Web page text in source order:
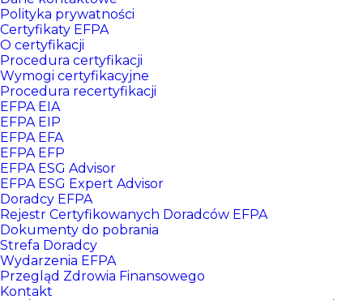
Polityka prywatności
Certyfikaty EFPA
O certyfikacji
Procedura certyfikacji
Wymogi certyfikacyjne
Procedura recertyfikacji
EFPA EIA
EFPA EIP
EFPA EFA
EFPA EFP
EFPA ESG Advisor
EFPA ESG Expert Advisor
Doradcy EFPA
Rejestr Certyfikowanych Doradców EFPA
Dokumenty do pobrania
Strefa Doradcy
Wydarzenia EFPA
Przegląd Zdrowia Finansowego
Kontakt
Andrzej Jelinek
Trójmiejska Kancelaria Finansowa
CERTYFIKATY: